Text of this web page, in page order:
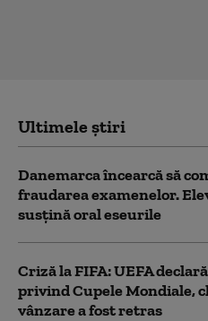
Ultimele știri
Danemarca încearcă să
fraudarea examenelor.
susţină oral eseurile
Criză la FIFA: UEFA
privind Cupele Mondiale,
vânzare a fost retras